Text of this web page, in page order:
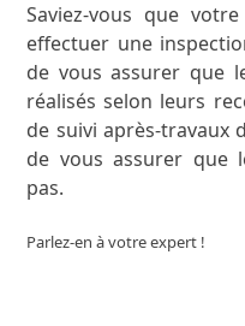
Saviez-vous que
effectuer une
de vous assurer que
réalisés selon leurs
de suivi après-travaux
de vous assurer que
pas.
Parlez-en à votre expert !